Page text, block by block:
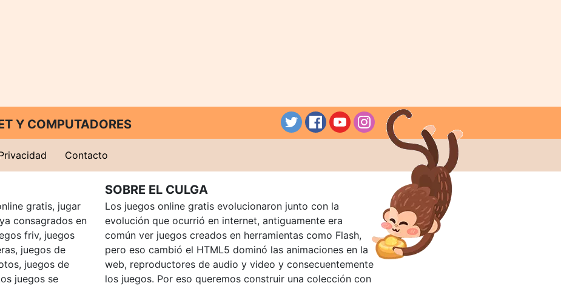
Y COMPUTADORES
Contacto
gratis, jugar
consagrados en
friv, juegos
juegos de
juegos de
juegos se
SOBRE EL CULGA
Los juegos online gratis evolucionaron junto con la
evolución que ocurrió en internet, antiguamente era
común ver juegos creados en herramientas como Flash,
pero eso cambió el HTML5 dominó las animaciones en la
web, reproductores de audio y video y consecuentemente
los juegos. Por eso queremos construir una colección con